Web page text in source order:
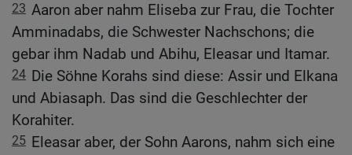
23 Aaron aber nahm Eliseba zur Frau, die Tochter
Amminadabs, die Schwester Nachschons; die
gebar ihm Nadab und Abihu, Eleasar und Itamar.
24 Die Söhne Korahs sind diese: Assir und Elkana
und Abiasaph. Das sind die Geschlechter der
Korahiter.
25 Eleasar aber, der Sohn Aarons, nahm sich eine